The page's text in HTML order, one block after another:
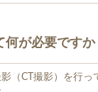
が必要ですか
（CT撮影）を行っ